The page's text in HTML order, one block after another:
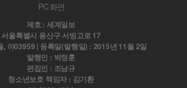
PC 화면
제호 : 세계일보
서울특별시 용산구 서빙고로 17
, 아03959 | 등록일(발행일) : 2015년 11월 2일
발행인 : 박정훈
편집인 : 조남규
청소년보호 책임자 : 김기환